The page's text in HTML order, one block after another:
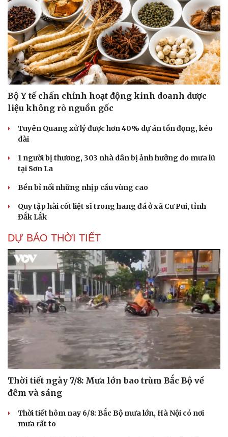
Bộ Y tế chấn chỉnh hoạt động kinh doanh dược
liệu không rõ nguồn gốc
Tuyên Quang xử lý được hơn 40% dự án tồn đọng, kéo
dài
1 người bị thương, 303 nhà dân bị ảnh hưởng do mưa lũ
tại Sơn La
Bền bỉ nối những nhịp cầu vùng cao
Quy tập hài cốt liệt sĩ trong hang đá ở xã Cư Pui, tỉnh
Đắk Lắk
DỰ BÁO THỜI TIẾT
Thời tiết ngày 7/8: Mưa lớn bao trùm Bắc Bộ về
đêm và sáng
Thời tiết hôm nay 6/8: Bắc Bộ mưa lớn, Hà Nội có nơi
mưa rất to